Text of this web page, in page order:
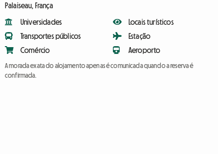
Palaiseau, França
Universidades
Transportes públicos
Comércio
Locais turísticos
Estação
Aeroporto
A morada exata do alojamento apenas é comunicada quando a reserva é
confirmada.